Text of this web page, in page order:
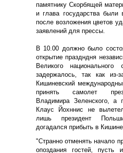
памятнику Скорбящей
и глава государства
после возложения цветов
заявлений для прессы.
В 10.00 должно было
открытие праздндня
Великого
задержалось, так как из-
Кишиневский
принять самолет
Владимира Зеленского, а
Клаус Йохннис не
лишь президент
догадался прибыть в
"Странно отменять начало
опоздания гостей, пусть